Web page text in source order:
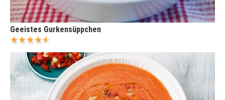
Geeistes Gurkensüppchen